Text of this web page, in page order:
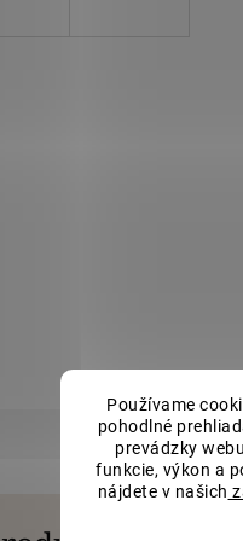
Používame
pohodlné
prevádzky
funkcie, výkon a
nájdete v našich